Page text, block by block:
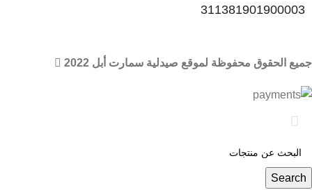
311381901900003
جميع الحقوق محفوظة لموقع صيدلية سمارت أبل 2022
Search
🏠 عند شرائك من صيدليات سمارت أبل أحصل علي مكافات ونقاط